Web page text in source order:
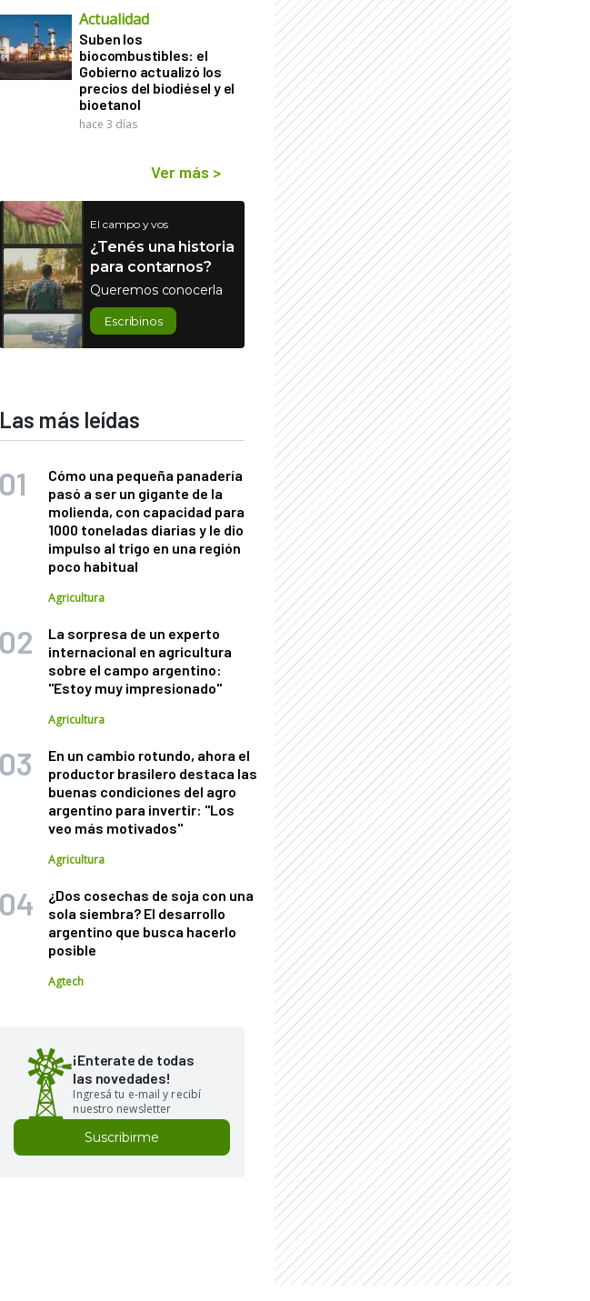
Actualidad
Suben los
biocombustibles: el
Gobierno actualizó los
precios del biodiésel y el
bioetanol
hace 3 días
Ver más >
El campo y vos
¿Tenés una historia
para contarnos?
Queremos conocerla
Escribinos
Las más leídas
Cómo una pequeña panadería
pasó a ser un gigante de la
molienda, con capacidad para
1000 toneladas diarias y le dio
impulso al trigo en una región
poco habitual
Agricultura
La sorpresa de un experto
internacional en agricultura
sobre el campo argentino:
"Estoy muy impresionado"
Agricultura
En un cambio rotundo, ahora el
productor brasilero destaca las
buenas condiciones del agro
argentino para invertir: "Los
veo más motivados"
Agricultura
¿Dos cosechas de soja con una
sola siembra? El desarrollo
argentino que busca hacerlo
posible
Agtech
¡Enterate de todas
las novedades!
Ingresá tu e-mail y recibí
nuestro newsletter
Suscribirme